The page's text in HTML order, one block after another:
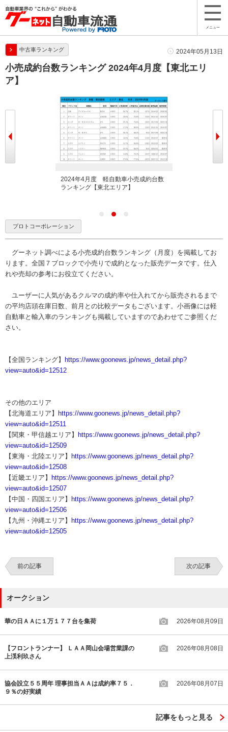
メニュー
中古車ランキング 2024年05月13日
小売成約台数ランキング 2024年4月度【東北エリ
ア】
2024年4月度 軽自動車小売成約台数
ランキング【東北エリア】
プロトコーポレーション
グーネット調べによる小売成約台数ランキング（月度）を掲載してお
ります。全国７ブロックで小売りで成約となった販売データです。仕入
れや売却の参考にお役立てください。
ユーザーに人気があるクルマの成約率や仕入れてから販売されるまで
の平均店頭在庫日数、前月との比較データもございます。小画像には軽
自動車と輸入車のランキングも掲載していますのであわせてご参照くだ
さい。
【全国ランキング】
https://www.goonews.jp/news_detail.php?
view=auto&id=12512
その他のエリア
【北海道エリア】
https://www.goonews.jp/news_detail.php?
view=auto&id=12511
【関東・甲信越エリア】
https://www.goonews.jp/news_detail.php?
view=auto&id=12509
【東海・北陸エリア】
https://www.goonews.jp/news_detail.php?
view=auto&id=12508
【近畿エリア】
https://www.goonews.jp/news_detail.php?
view=auto&id=12507
【中国・四国エリア】
https://www.goonews.jp/news_detail.php?
view=auto&id=12506
【九州・沖縄エリア】
https://www.goonews.jp/news_detail.php?
view=auto&id=12505
前の記事 次の記事
オークション
華の日ＡＡに１万１７７台を集荷 2026年08月09日
【フロントランナー】 ＬＡＡ岡山会場営業課の
上渓利玖さん
2026年08月08日
協会設立５５周年 理事担当ＡＡは成約率７５．
９％の好実績
2026年08月07日
記事をもっと見る